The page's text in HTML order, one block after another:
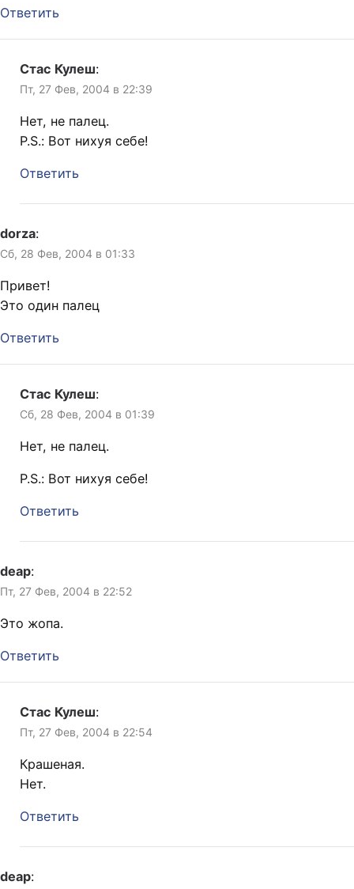
Ответить
Стас Кулеш:
Пт, 27 Фев, 2004 в 22:39
Нет, не палец.
P.S.: Вот нихуя себе!
Ответить
dorza:
Сб, 28 Фев, 2004 в 01:33
Привет!
Это один палец
Ответить
Стас Кулеш:
Сб, 28 Фев, 2004 в 01:39
Нет, не палец.
P.S.: Вот нихуя себе!
Ответить
deap:
Пт, 27 Фев, 2004 в 22:52
Это жопа.
Ответить
Стас Кулеш:
Пт, 27 Фев, 2004 в 22:54
Крашеная.
Нет.
Ответить
deap: